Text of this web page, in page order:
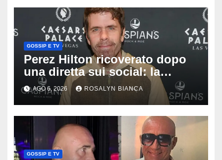
GOSSIP E TV
Perez Hilton ricoverato dopo
una diretta sui social: la
famiglia rompe il silenzio sulle
sue condizioni
AGO 6, 2026 ROSALYN BIANCA
GOSSIP E TV